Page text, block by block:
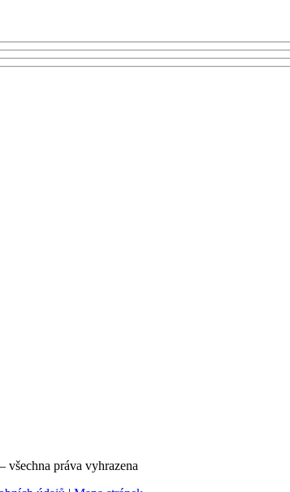
práva vyhrazena